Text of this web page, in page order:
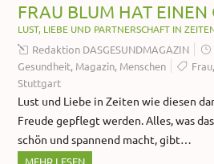
FRAU BLUM HAT
LUST, LIEBE UND PARTNERSCHAFT IN
Redaktion DASGESUNDMAGAZIN
Gesundheit, Magazin, Menschen Frau,
Stuttgart
Lust und Liebe in Zeiten wie diesen
Freude gepflegt werden. Alles, was
schön und spannend macht, gibt…
MEHR LESEN